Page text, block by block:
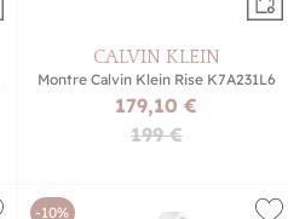
CALVIN KLEIN
Montre Calvin Klein Rise K7A231L6
179,10 €
199 €
-10%